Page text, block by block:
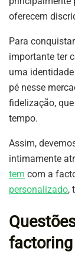
oferecem
Para
importante ter
uma
pé nesse
fidelização,
tempo.
Assim,
intimamente
tem com a
personalizado,
factoring